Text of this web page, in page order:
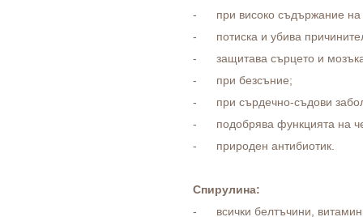
- при високо съдържание на
- потиска и убива
- защитава сърцето и
- при безсъние;
- при сърдечно-съдови
- подобрява функцията на
- природен антибиотик.
Спирулина:
- всички белтъчини,